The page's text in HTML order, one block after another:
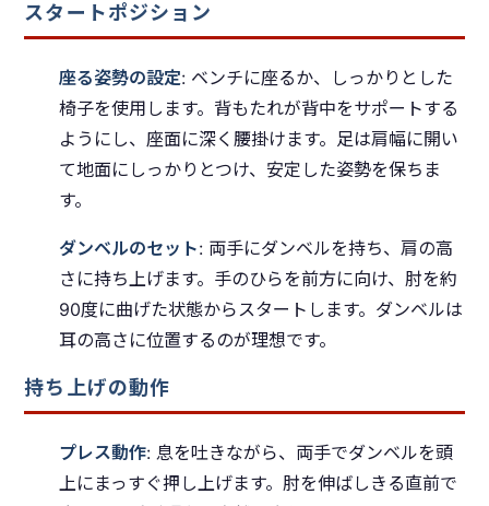
スタートポジション
座る姿勢の設定: ベンチに座るか、しっかりとした
椅子を使用します。背もたれが背中をサポートする
ようにし、座面に深く腰掛けます。足は肩幅に開い
て地面にしっかりとつけ、安定した姿勢を保ちま
す。
ダンベルのセット: 両手にダンベルを持ち、肩の高
さに持ち上げます。手のひらを前方に向け、肘を約
90度に曲げた状態からスタートします。ダンベルは
耳の高さに位置するのが理想です。
持ち上げの動作
プレス動作: 息を吐きながら、両手でダンベルを頭
上にまっすぐ押し上げます。肘を伸ばしきる直前で